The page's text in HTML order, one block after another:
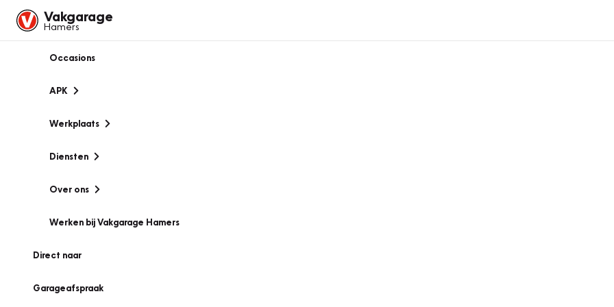
Vakgarage
Hamers
Occasions
APK
Werkplaats
Diensten
Over ons
Werken bij Vakgarage Hamers
Direct naar
Garageafspraak